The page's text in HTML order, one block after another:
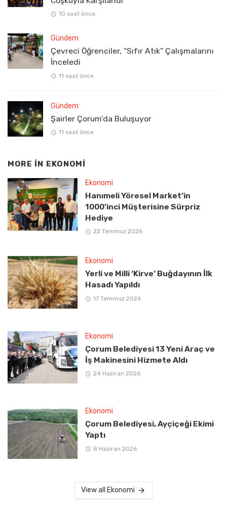
10 saat önce
Gündem
Çevreci Öğrenciler, “Sıfır Atık” Çalışmalarını
İnceledi
11 saat önce
Gündem
Şairler Çorum’da Buluşuyor
11 saat önce
MORE IN EKONOMI
Ekonomi
Hanımeli Yöresel Market’in
1000’inci Müşterisine Sürpriz
Hediye
22 Temmuz 2026
Ekonomi
Yerli ve Milli ‘Kirve’ Buğdayının İlk
Hasadı Yapıldı
17 Temmuz 2026
Ekonomi
Çorum Belediyesi 13 Yeni Araç ve
İş Makinesini Hizmete Aldı
24 Haziran 2026
Ekonomi
Çorum Belediyesi, Ayçiçeği Ekimi
Yaptı
8 Haziran 2026
View all Ekonomi